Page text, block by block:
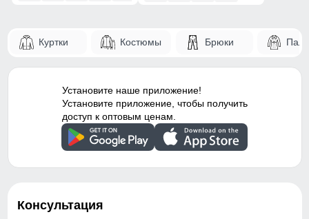
Куртки Костюмы Брюки
Установите наше приложение!
Установите приложение, чтобы получить
доступ к оптовым ценам.
Консультация